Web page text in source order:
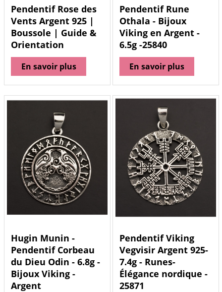
Pendentif Rose des
Vents Argent 925 |
Boussole | Guide &
Orientation
En savoir plus
Pendentif Rune
Othala - Bijoux
Viking en Argent -
6.5g -25840
En savoir plus
Hugin Munin -
Pendentif Corbeau
du Dieu Odin - 6.8g -
Bijoux Viking -
Argent
Pendentif Viking
Vegvisir Argent 925-
7.4g - Runes-
Élégance nordique -
25871